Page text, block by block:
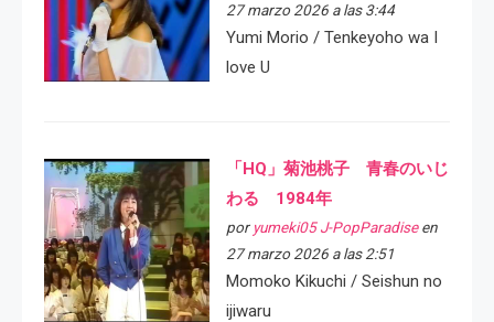
27 marzo 2026 a las 3:44
Yumi Morio / Tenkeyoho wa I
love U
「HQ」菊池桃子 青春のいじ
わる 1984年
por yumeki05 J-PopParadiseen
27 marzo 2026 a las 2:51
Momoko Kikuchi / Seishun no
ijiwaru